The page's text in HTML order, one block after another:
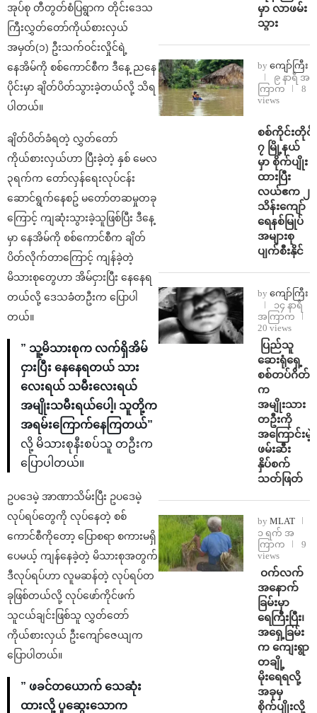
အုပ်စု တီတွတ်စံပြရွာက တိုင်းဒေသ
ကြီးလွှတ်တော်ကိုယ်စားလှယ်
အမှတ်(၁) ဦးသက်ဝင်းလှိုင်ရဲ့
နေအိမ်ကို စစ်ကောင်စီက ဒီနေ့ ညနေ
ပိုင်းမှာ ချိတ်ပိတ်သွားခဲ့တယ်လို့ သိရ
ပါတယ်။
ချိတ်ပိတ်ခံရတဲ့ လွှတ်တော်
ကိုယ်စားလှယ်ဟာ ပြီးခဲ့တဲ့ နှစ် မေလ
၃ရက်က တော်လှန်‌ရေးလုပ်ငန်း
ဆောင်ရွက်နေစဥ် မတော်တဆမှုတခု
ကြောင့် ကျဆုံးသွားခဲ့သူဖြစ်ပြီး ဒီနေ့
မှာ နေအိမ်ကို စစ်ကောင်စီက ချိတ်
ပိတ်လိုက်တာကြောင့် ကျန်ခဲ့တဲ့
မိသားစုတွေဟာ အိမ်ငှားပြီး နေနေရ
တယ်လို့ ဒေသခံတဦးက ပြောပါ
တယ်။
” သူ့မိသားစုက လက်ရှိအိမ်
ငှားပြီး နေနေရတယ် သား
လေးရယ် သမီးလေးရယ်
အမျိုးသမီးရယ်ပေါ့၊ သူတို့က
အရမ်းကြောက်နေကြတယ်”
လို့ ‌မိသားစုနီးစပ်သူ တဦးက
ပြောပါတယ်။
ဥပဒေမဲ့ အာဏာသိမ်းပြီး ဥပဒေမဲ့
လုပ်ရပ်တွေကို လုပ်နေတဲ့ စစ်
ကောင်စီကိုတော့ ပြောစရာ စကားမရှိ
ပေမယ့် ကျန်နေခဲ့တဲ့ မိသားစုအတွက်
ဒီလုပ်ရပ်ဟာ လူမဆန်တဲ့ လုပ်ရပ်တ
ခုဖြစ်တယ်လို့ လုပ်ဖော်ကိုင်ဖက်
သူငယ်ချင်းဖြစ်သူ လွှတ်တော်
ကိုယ်စားလှယ် ဦးကျော်ဇေယျက
ပြောပါတယ်။
” ဖခင်တယောက် ‌သေဆုံး
ထားလို့ ပူဆွေးသောက
မှာ လာဖမ်း
သွား
by ကျော်ကြီး
၉ နာရီ အ
ကြာက
8
views
⁨စစ်ကိုင်းတိုင်း
၇ မြို့နယ်
မှာ စိုက်ပျိုး
ထားပြီး
လယ်ဧက ၂
သိန်း​ကျော်
ရေနစ်မြုပ်
အများစု
ပျက်စီးနိုင်
by ကျော်ကြီး
၁၄ နာရီ
အကြာက
20 views
⁩ ⁨ပြည်သူ
ဆေးရုံရှေ့
စစ်တပ်ဂိတ်
က
အမျိုးသား
တဦးကို
အကြောင်းမဲ့
ဖမ်းဆီး
နှိပ်စက်
သတ်ဖြတ်
by MLAT
၁ ရက် အ
ကြာက
9
views
⁩ ⁨ဝက်လက်
အနောက်
ခြမ်းမှာ
ရေကြီးပြီး၊
အရှေ့ခြမ်း
က ကျေးရွာ
တချို့
မိုးရေရလို့
အခုမှ
စိုက်ပျိုးလို့